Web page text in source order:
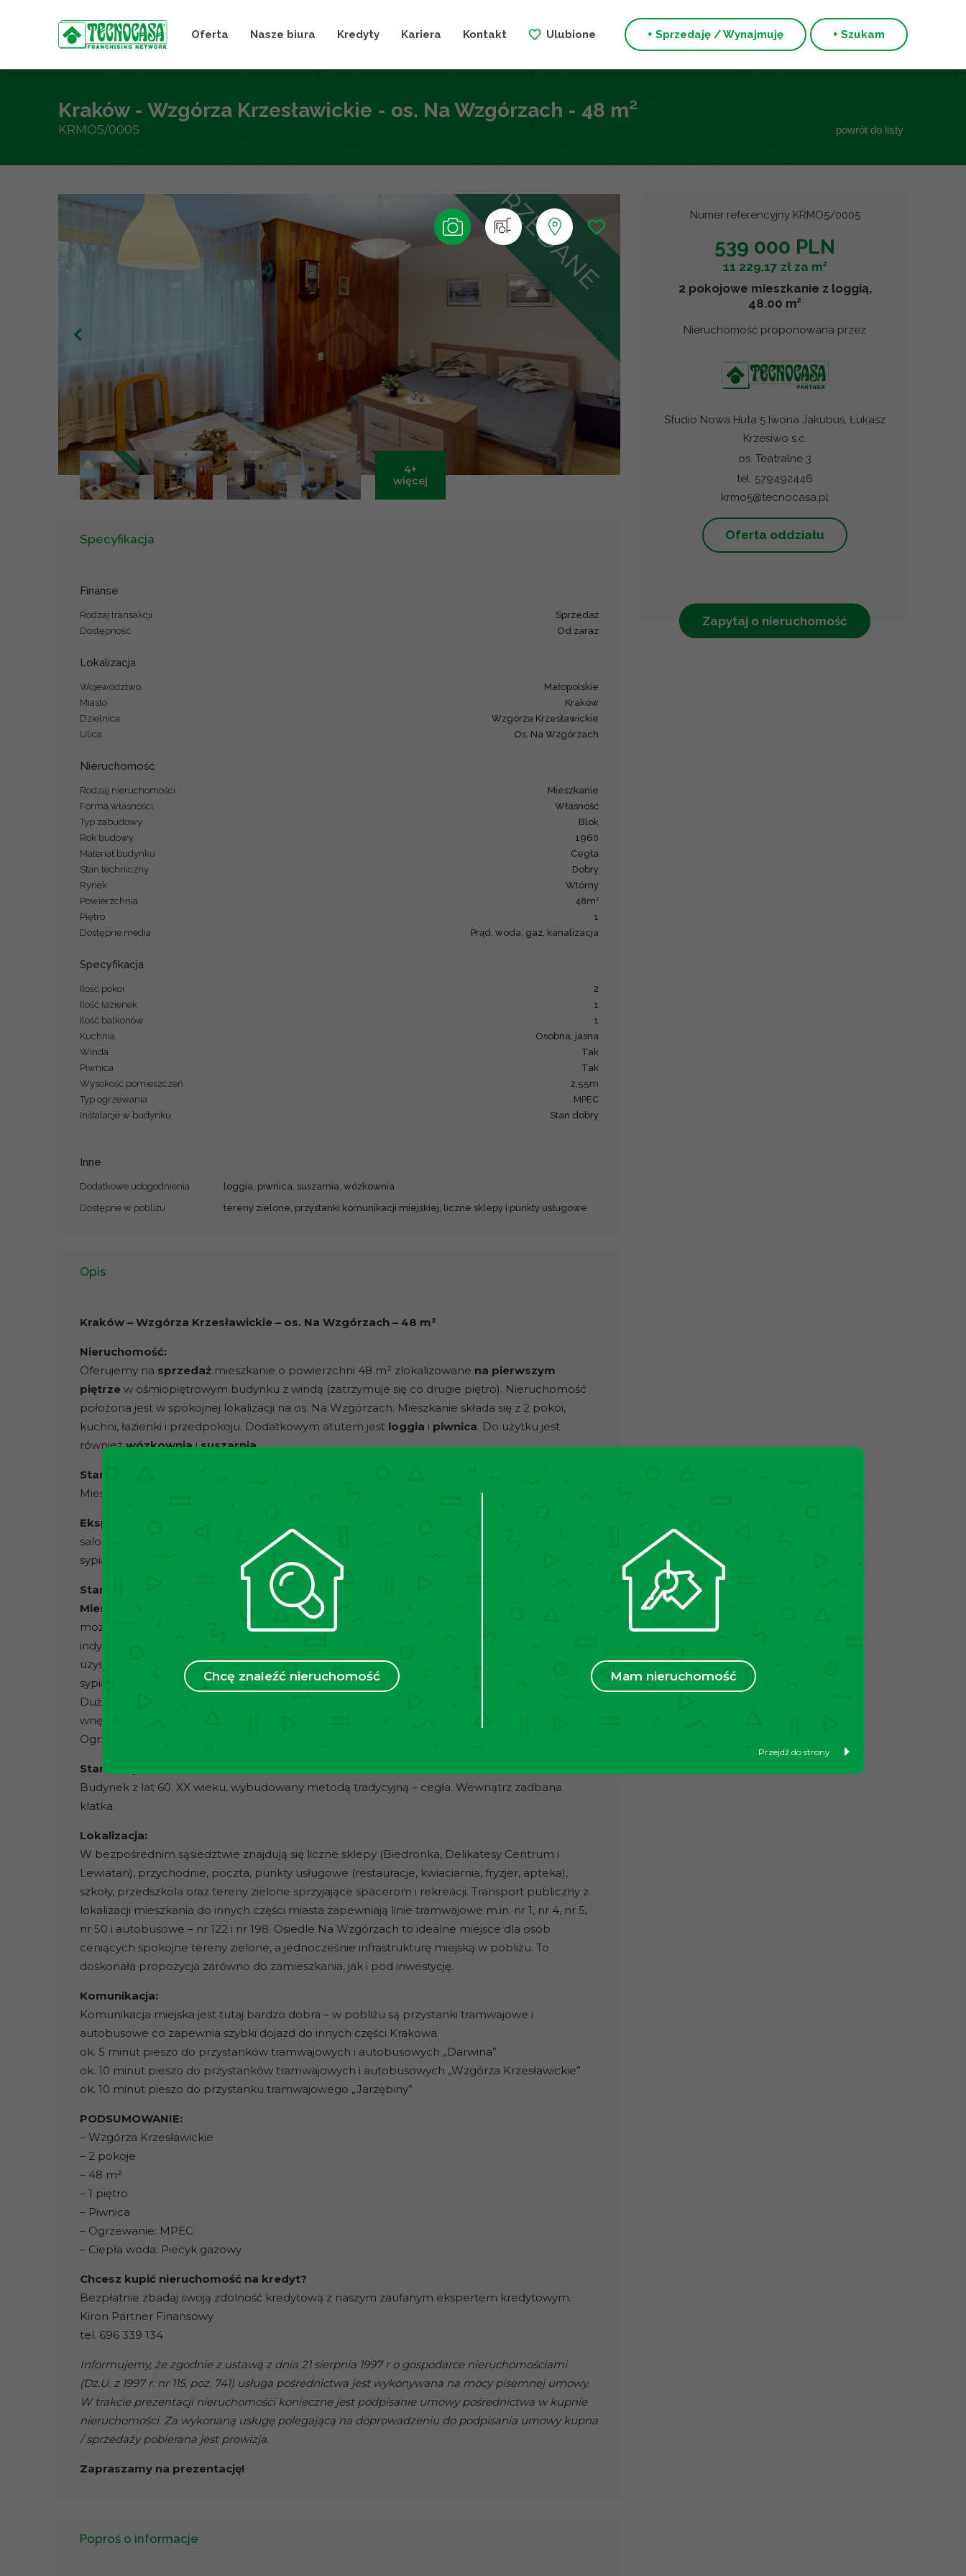
Chcę znaleźć nieruchomość Mam nieruchomość
Przejdź do strony
Oferta Nasze biura Kredyty Kariera Kontakt Ulubione + Sprzedaję / Wynajmuję + Szukam
Kraków - Wzgórza Krzesławickie - os. Na Wzgórzach - 48 m²
KRMO5/0005 powrót do listy
Numer referencyjny KRMO5/0005
539 000 PLN
11 229.17 zł za m2
2 pokojowe mieszkanie z loggią,
48.00 m2
Nieruchomość proponowana przez
Studio Nowa Huta 5 Iwona Jakubus, Łukasz
Krzesiwo s.c.
os. Teatralne 3
tel. 579492446
krmo5@tecnocasa.pl
Oferta oddziału
Zapytaj o nieruchomość
4+
więcej
OpenStreetMap
Specyfikacja
Finanse
Rodzaj transakcji
sprzedaż
Dostępność
od zaraz
Lokalizacja
Województwo
małopolskie
Miasto
Kraków
Dzielnica
Wzgórza Krzesławickie
Ulica
os. Na Wzgórzach
Nieruchomość
Rodzaj nieruchomości
mieszkanie
Forma własności
Własność
Typ zabudowy
blok
Rok budowy
1960
Materiał budynku
cegła
Stan techniczny
dobry
Rynek
Wtórny
Powierzchnia
48m2
Piętro
1
Dostępne media
prąd, woda, gaz, kanalizacja
Specyfikacja
Ilość pokoi
2
Ilość łazienek
1
Ilość balkonów
1
Kuchnia
osobna, jasna
Winda
Tak
Piwnica
Tak
Wysokość pomieszczeń
2,55m
Typ ogrzewania
MPEC
Instalacje w budynku
stan dobry
Inne
Dodatkowe udogodnienia
loggia, piwnica, suszarnia, wózkownia
Dostępne w pobliżu
tereny zielone, przystanki komunikacji miejskiej, liczne sklepy i punkty usługowe
Opis
Kraków – Wzgórza Krzesławickie – os. Na Wzgórzach – 48 m²
Nieruchomość:
Oferujemy na sprzedażmieszkanie o powierzchni 48 m² zlokalizowane na pierwszym
piętrzew ośmiopiętrowym budynku z windą (zatrzymuje się co drugie piętro). Nieruchomość
położona jest w spokojnej lokalizacji na os. Na Wzgórzach. Mieszkanie składa się z 2 pokoi,
kuchni, łazienki i przedpokoju. Dodatkowym atutem jest loggia i piwnica. Do użytku jest
równieżwózkowniaisuszarnia.
Stan prawny:
Mieszkanie stanowi odrębną własność z księgą wieczystą, bez obciążeń.
Ekspozycja:
salon: południe
sypialnia i kuchnia: zachód
Stan mieszkania:
Mieszkanie o dużym potencjale aranżacyjnym.
możliwości stworzenia funkcjonalnej i nowoczesnej przestrzeni dopasowanej do
indywidualnych oczekiwań. Obecny układ pomieszczeń
uzyskując przestronny salon z aneksem kuchennym oraz dwie komfortowe, niezależne
sypialnie – idealne zarówno dla rodziny, jak i pod inwestycję na wynajem.
Dużym atutem nieruchomości są
wnętrza przez większą część dnia, nadając im przyjemny, jasny i słoneczny charakter.
Ogrzewanie oraz ciepła woda z sieci miejskiej.
Stan budynku:
Budynek z lat 60. XX wieku, wybudowany metodą tradycyjną – cegła. Wewnątrz zadbana
klatka.
Lokalizacja:
W bezpośrednim sąsiedztwie znajdują się liczne sklepy (Biedronka, Delikatesy Centrum i
Lewiatan), przychodnie, poczta, punkty usługowe (restauracje, kwiaciarnia, fryzjer, apteka),
szkoły, przedszkola oraz tereny zielone sprzyjające spacerom i rekreacji. Transport publiczny z
lokalizacji mieszkania do innych części miasta zapewniają linie tramwajowe m.in. nr 1, nr 4, nr 5,
nr 50 i autobusowe – nr 122 i nr 198. Osiedle Na Wzgórzach to idealne miejsce dla osób
ceniących spokojne tereny zielone, a jednocześnie infrastrukturę miejską w pobliżu. To
doskonała propozycja zarówno do zamieszkania, jak i pod inwestycję.
Komunikacja:
Komunikacja miejska jest tutaj bardzo dobra – w pobliżu są przystanki tramwajowe i
autobusowe co zapewnia szybki dojazd do innych części Krakowa.
ok. 5 minut pieszo do przystanków tramwajowych i autobusowych „Darwina”
ok. 10 minut pieszo do przystanków tramwajowych i autobusowych „Wzgórza Krzesławickie”
ok. 10 minut pieszo do przystanku tramwajowego „Jarzębiny”
PODSUMOWANIE:
– Wzgórza Krzesławickie
– 2 pokoje
– 48 m²
– 1 piętro
– Piwnica
– Ogrzewanie: MPEC
– Ciepła woda: Piecyk gazowy
Chcesz kupić nieruchomość na kredyt?
Bezpłatnie zbadaj swoją zdolność kredytową z naszym zaufanym ekspertem kredytowym.
Kiron Partner Finansowy
tel. 696 339 134
Informujemy, że zgodnie z ustawą z dnia 21 sierpnia 1997 r o gospodarce nieruchomościami
(Dz.U. z 1997 r. nr 115, poz. 741) usługa pośrednictwa jest wykonywana na mocy pisemnej umowy.
W trakcie prezentacji nieruchomości konieczne jest podpisanie umowy pośrednictwa w kupnie
nieruchomości. Za wykonaną usługę polegającą na doprowadzeniu do podpisania umowy kupna
/ sprzedaży pobierana jest prowizja.
Zapraszamy na prezentację!
Poproś o informacje